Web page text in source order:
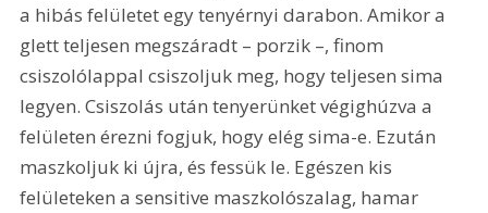
a hibás felületet egy tenyérnyi darabon. Amikor a
glett teljesen megszáradt – porzik –, finom
csiszolólappal csiszoljuk meg, hogy teljesen sima
legyen. Csiszolás után tenyerünket végighúzva a
felületen érezni fogjuk, hogy elég sima-e. Ezután
maszkoljuk ki újra, és fessük le. Egészen kis
felületeken a sensitive maszkolószalag, hamar